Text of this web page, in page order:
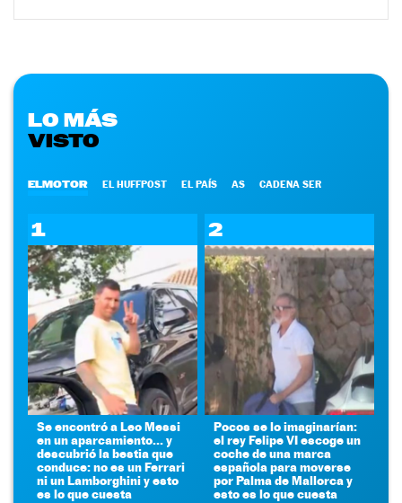
LO MÁS
VISTO
ELMOTOR EL HUFFPOST EL PAÍS AS CADENA SER
1
Se encontró a Leo Messi
en un aparcamiento... y
descubrió la bestia que
conduce: no es un Ferrari
ni un Lamborghini y esto
es lo que cuesta
2
Pocos se lo imaginarían:
el rey Felipe VI escoge un
coche de una marca
española para moverse
por Palma de Mallorca y
esto es lo que cuesta